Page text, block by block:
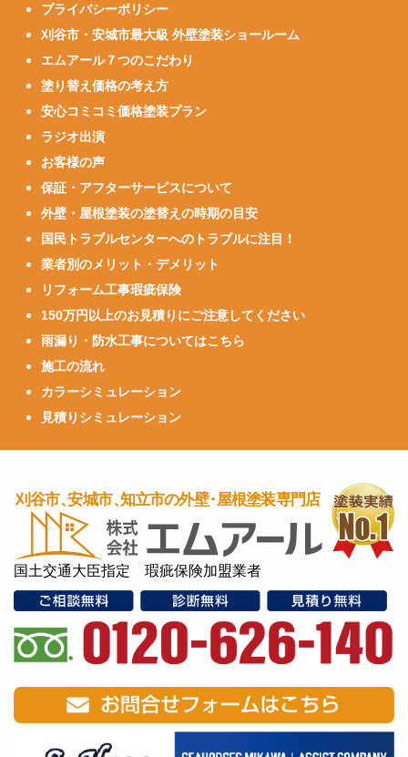
プライバシーポリシー
刈谷市・安城市最大級 外壁塗装ショールーム
エムアール７つのこだわり
塗り替え価格の考え方
安心コミコミ価格塗装プラン
ラジオ出演
お客様の声
保証・アフターサービスについて
外壁・屋根塗装の塗替えの時期の目安
国民トラブルセンターへのトラブルに注目！
業者別のメリット・デメリット
リフォーム工事瑕疵保険
150万円以上のお見積りにご注意してください
雨漏り・防水工事についてはこちら
施工の流れ
カラーシミュレーション
見積りシミュレーション
国土交通大臣指定 瑕疵保険加盟業者